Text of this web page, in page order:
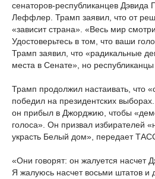
сенаторов-республиканцев Дэвида
Леффлер. Трамп заявил, что от
«зависит страна». «Весь мир
Удостоверьтесь в том, что ваши
Трамп заявил, что «радикальные
места в Сенате», но
Трамп продолжил настаивать, что
победил на президентских
он прибыл в Джорджию, чтобы
голоса». Он призвал избирателей
украсть Белый дом», передает
«Они говорят: он жалуется насчет
Я жалуюсь насчет восьми штатов и